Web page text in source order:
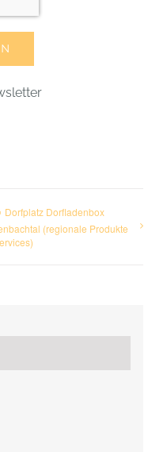
Dorfplatz Dorfladenbox
(regionale Produkte